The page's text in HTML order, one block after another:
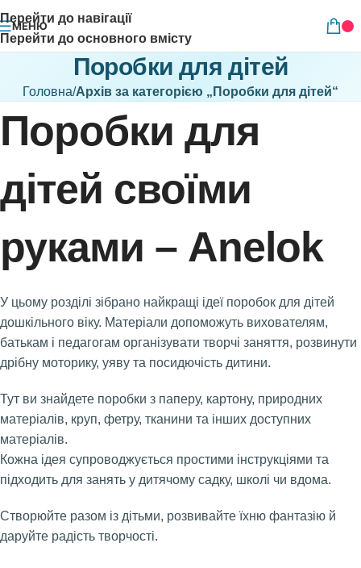
Перейти до навігації
Перейти до основного вмісту
МЕНЮ
Поробки для дітей
Головна/Архів за категорією „Поробки для дітей“
Поробки для
дітей своїми
руками – Anelok
У цьому розділі зібрано найкращі ідеї поробок для дітей
дошкільного віку. Матеріали допоможуть вихователям,
батькам і педагогам організувати творчі заняття, розвинути
дрібну моторику, уяву та посидючість дитини.
Тут ви знайдете поробки з паперу, картону, природних
матеріалів, круп, фетру, тканини та інших доступних
матеріалів.
Кожна ідея супроводжується простими інструкціями та
підходить для занять у дитячому садку, школі чи вдома.
Створюйте разом із дітьми, розвивайте їхню фантазію й
даруйте радість творчості.